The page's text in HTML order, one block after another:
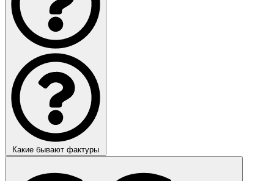
Какие бывают фактуры